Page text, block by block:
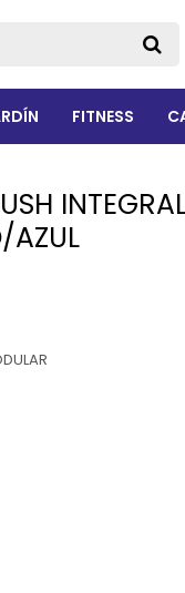
FITNESS
AZUL